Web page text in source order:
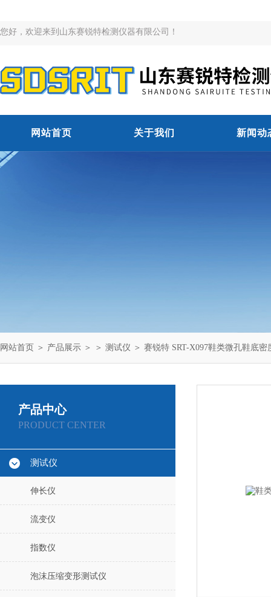
您好，欢迎来到山东赛锐特检测仪器有限公司！
网站首页 关于我们 新闻动
网站首页 ＞ 产品展示 ＞ ＞ 测试仪 ＞ 赛锐特 SRT-X097鞋类微孔鞋底
产品中心
PRODUCT CENTER
测试仪
伸长仪
流变仪
指数仪
泡沫压缩变形测试仪